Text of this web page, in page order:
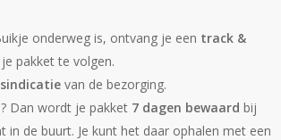
onderweg is, ontvang je een track &
pakket te volgen.
van de bezorging.
Dan wordt je pakket 7 dagen bewaard bij
in de buurt. Je kunt het daar ophalen met een